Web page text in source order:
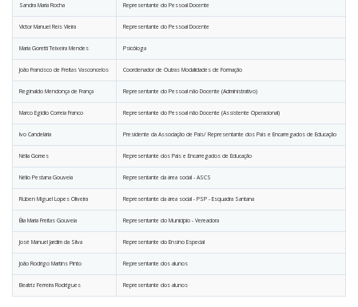
Sandra Maria Rocha Representante do Pessoal Docente
Victor Manuel Reis Vieira Representante do Pessoal Docente
Maria Goretti Teixeira Mendes Psicóloga
João Francisco de Freitas Vasconcelos Coordenador de Outras Modalidades de Formação
Reginaldo Mendonça de França Representante do Pessoal não Docente (Administrativo)
Marco Egídio Correia Franco Representante do Pessoal não Docente (Assistente Operacional)
Ivo Candelária Presidente da Associação de Pais/ Representante dos Pais e Encarregados de Educação
Nélia Gomes Representante dos Pais e Encarregados de Educação
Nélio Pestana Gouveia Representante da área social - ASCS
Rúben Miguel Lopes Oliveira Representante da área social - PSP - Esquadra Santana
Élia Maria Freitas Gouveia Representante do Município - Vereadora
José Manuel Jardim da Silva Representante do Ensino Especial
João Rodrigo Martins Pinto Representante dos alunos
Beatriz Ferreira Rodrigues Representante dos alunos